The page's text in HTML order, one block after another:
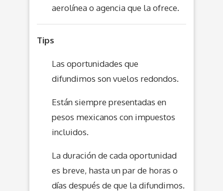
aerolínea o agencia que la ofrece.
Tips
Las oportunidades que
difundimos son vuelos redondos.
Están siempre presentadas en
pesos mexicanos con impuestos
incluidos.
La duración de cada oportunidad
es breve, hasta un par de horas o
días después de que la difundimos.